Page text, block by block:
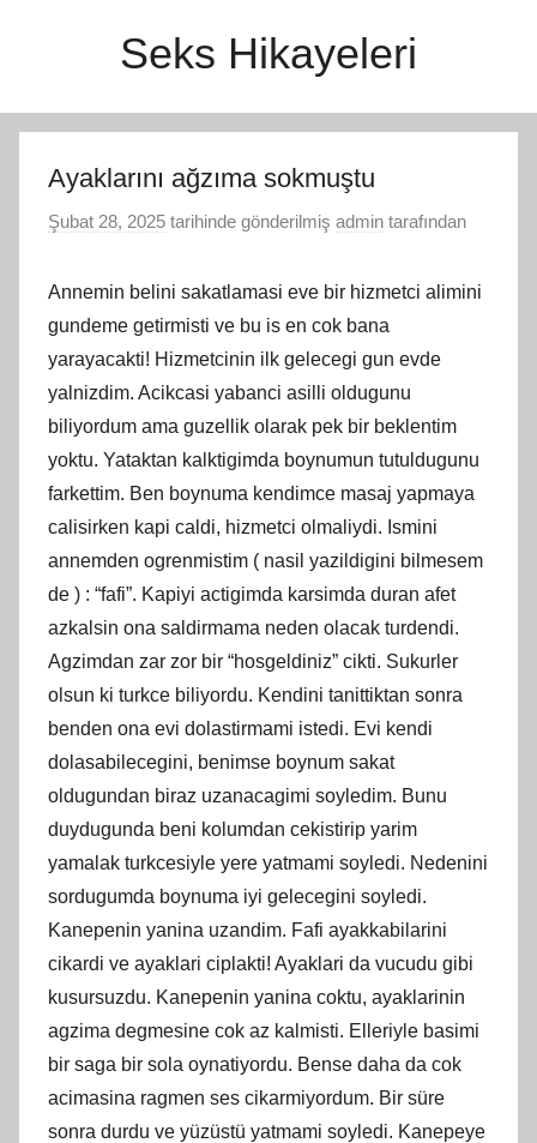
Seks Hikayeleri
Ayaklarını ağzıma sokmuştu
Şubat 28, 2025 tarihinde gönderilmiş admin tarafından
Annemin belini sakatlamasi eve bir hizmetci alimini
gundeme getirmisti ve bu is en cok bana
yarayacakti! Hizmetcinin ilk gelecegi gun evde
yalnizdim. Acikcasi yabanci asilli oldugunu
biliyordum ama guzellik olarak pek bir beklentim
yoktu. Yataktan kalktigimda boynumun tutuldugunu
farkettim. Ben boynuma kendimce masaj yapmaya
calisirken kapi caldi, hizmetci olmaliydi. Ismini
annemden ogrenmistim ( nasil yazildigini bilmesem
de ) : “fafi”. Kapiyi actigimda karsimda duran afet
azkalsin ona saldirmama neden olacak turdendi.
Agzimdan zar zor bir “hosgeldiniz” cikti. Sukurler
olsun ki turkce biliyordu. Kendini tanittiktan sonra
benden ona evi dolastirmami istedi. Evi kendi
dolasabilecegini, benimse boynum sakat
oldugundan biraz uzanacagimi soyledim. Bunu
duydugunda beni kolumdan cekistirip yarim
yamalak turkcesiyle yere yatmami soyledi. Nedenini
sordugumda boynuma iyi gelecegini soyledi.
Kanepenin yanina uzandim. Fafi ayakkabilarini
cikardi ve ayaklari ciplakti! Ayaklari da vucudu gibi
kusursuzdu. Kanepenin yanina coktu, ayaklarinin
agzima degmesine cok az kalmisti. Elleriyle basimi
bir saga bir sola oynatiyordu. Bense daha da cok
acimasina ragmen ses cikarmiyordum. Bir süre
sonra durdu ve yüzüstü yatmami soyledi. Kanepeye